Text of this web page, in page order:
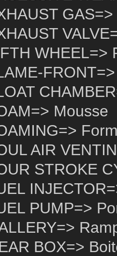
WHEEL=>
Mousse
AIR
STROKE
PUMP=>
BOX=>